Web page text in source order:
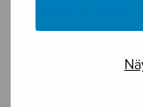
ma–pe klo 10–16
Tallberginkatu 1 B,